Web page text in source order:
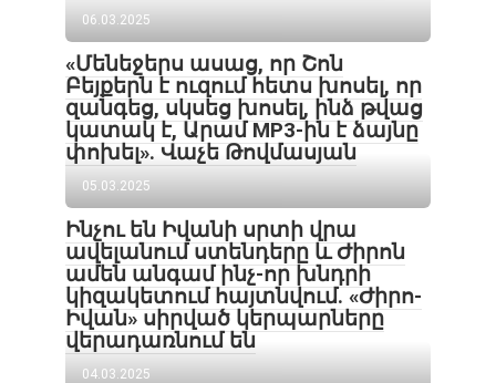
06.03.2025
«Մենեջերս ասաց, որ Շոն
Բեյքերն է ուզում հետս խոսել, որ
զանգեց, սկսեց խոսել, ինձ թվաց
կատակ է, Արամ MP3-ին է ձայնը
փոխել». Վաչե Թովմասյան
05.03.2025
Ինչու են Իվանի սրտի վրա
ավելանում ստենդերը և Ժիրոն
ամեն անգամ ինչ-որ խնդրի
կիզակետում հայտնվում. «Ժիրո-
Իվան» սիրված կերպարները
վերադառնում են
04.03.2025